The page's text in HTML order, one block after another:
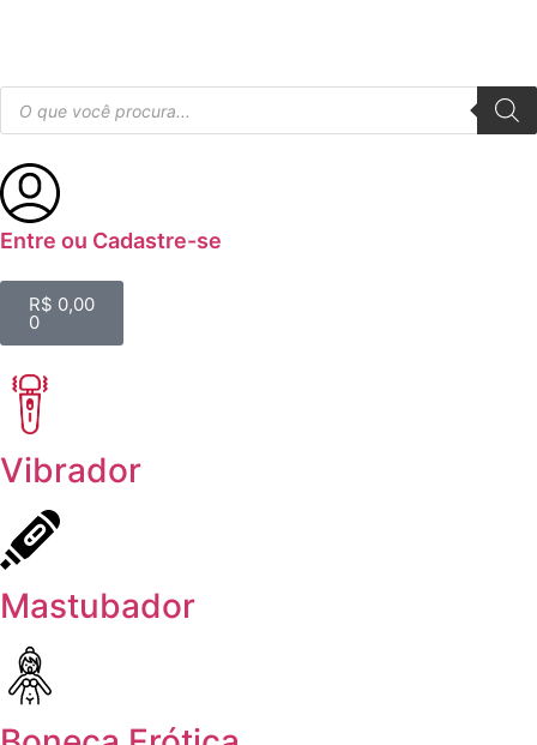
Entre ou Cadastre-se
R$ 0,00
0
Vibrador
Mastubador